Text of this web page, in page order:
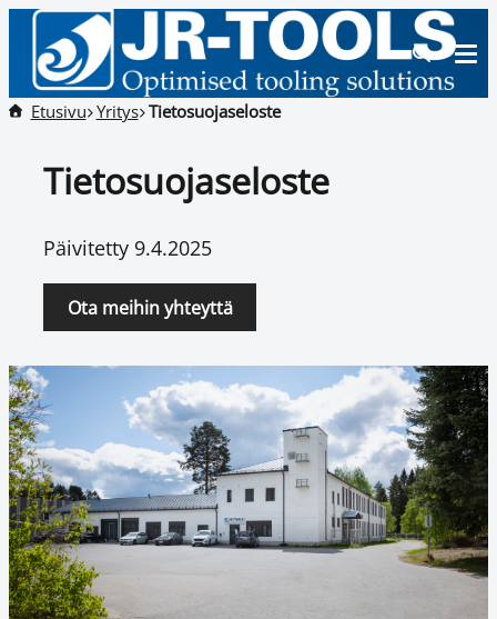
Etusivu Yritys Tietosuojaseloste
Tietosuojaseloste
Päivitetty 9.4.2025
Ota meihin yhteyttä